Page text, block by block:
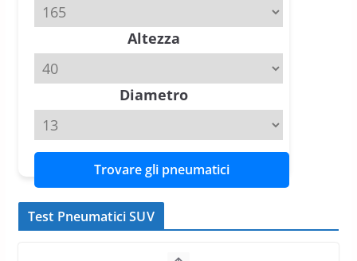
Michelin Pilot Sport 4 S – Test
su Range Rover Sport D350 HST
11 Aprile 2026 15 min read
Altezza
Diametro
Trovare gli pneumatici
Test Pneumatici SUV